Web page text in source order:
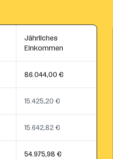
Jährliches
Einkommen
86.044,00 €
15.425,20 €
15.642,82 €
54.975,98 €